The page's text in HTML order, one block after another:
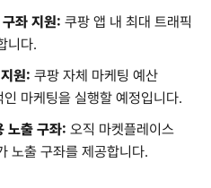
좌 지원: 쿠팡 앱 내 최대 트래픽
니다.
원: 쿠팡 자체 마케팅 예산
마케팅을 실행할 예정입니다.
노출 구좌: 오직 마켓플레이스
노출 구좌를 제공합니다.